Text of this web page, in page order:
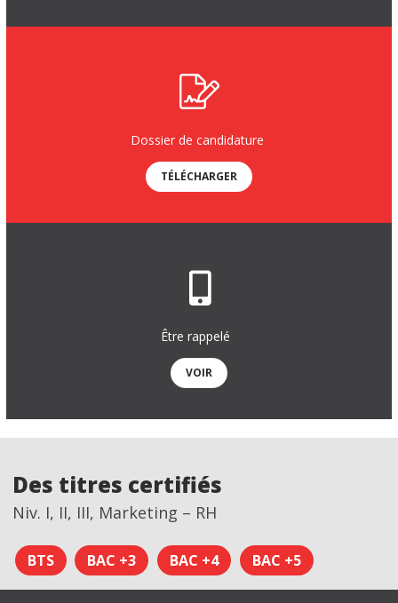
Dossier de candidature
TÉLÉCHARGER
Être rappelé
VOIR
Des titres certifiés
Niv. I, II, III, Marketing – RH
BTS BAC +3 BAC +4 BAC +5